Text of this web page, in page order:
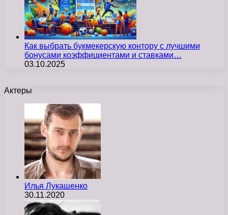
Как выбрать букмекерскую контору с лучшими
бонусами коэффициентами и ставками…
03.10.2025
Актеры
Илья Лукашенко
30.11.2020